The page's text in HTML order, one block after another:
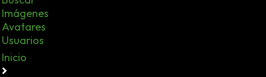
Imágenes
Avatares
Usuarios
Inicio